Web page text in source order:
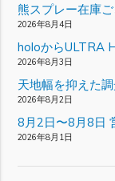
熊スプレー在庫
2026年8月4日
holoからULTRA
2026年8月3日
天地幅を抑えた
2026年8月2日
8月2日〜8月8日
2026年8月1日